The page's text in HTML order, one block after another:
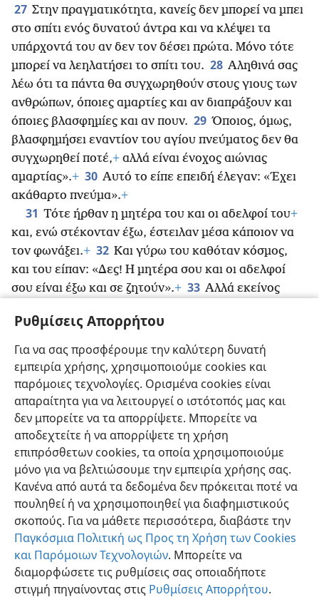
Ρυθμίσεις Απορρήτου
Για να σας προσφέρουμε την καλύτερη δυνατή
εμπειρία χρήσης, χρησιμοποιούμε cookies και
παρόμοιες τεχνολογίες. Ορισμένα cookies είναι
απαραίτητα για να λειτουργεί ο ιστότοπός μας και
δεν μπορείτε να τα απορρίψετε. Μπορείτε να
αποδεχτείτε ή να απορρίψετε τη χρήση
επιπρόσθετων cookies, τα οποία χρησιμοποιούμε
μόνο για να βελτιώσουμε την εμπειρία χρήσης σας.
Κανένα από αυτά τα δεδομένα δεν πρόκειται ποτέ να
πουληθεί ή να χρησιμοποιηθεί για διαφημιστικούς
σκοπούς. Για να μάθετε περισσότερα, διαβάστε την
Παγκόσμια Πολιτική ως Προς τη Χρήση των Cookies
και Παρόμοιων Τεχνολογιών. Μπορείτε να
διαμορφώσετε τις ρυθμίσεις σας οποιαδήποτε
στιγμή πηγαίνοντας στις Ρυθμίσεις Απορρήτου.
27 Στην πραγματικότητα, κανείς δεν μπορεί να μπει
στο σπίτι ενός δυνατού άντρα και να κλέψει τα
υπάρχοντά του αν δεν τον δέσει πρώτα. Μόνο τότε
μπορεί να λεηλατήσει το σπίτι του. 28 Αληθινά σας
λέω ότι τα πάντα θα συγχωρηθούν στους γιους των
ανθρώπων, όποιες αμαρτίες και αν διαπράξουν και
όποιες βλασφημίες και αν πουν. 29 Όποιος, όμως,
βλασφημήσει εναντίον του αγίου πνεύματος δεν θα
συγχωρηθεί ποτέ,+ αλλά είναι ένοχος αιώνιας
αμαρτίας».+ 30 Αυτό το είπε επειδή έλεγαν: «Έχει
ακάθαρτο πνεύμα».+
31 Τότε ήρθαν η μητέρα του και οι αδελφοί του+
και, ενώ στέκονταν έξω, έστειλαν μέσα κάποιον να
τον φωνάξει.+ 32 Και γύρω του καθόταν κόσμος,
και του είπαν: «Δες! Η μητέρα σου και οι αδελφοί
σου είναι έξω και σε ζητούν».+ 33 Αλλά εκείνος
αδελφοί μου;» 34 Τότε κοίταξε εκείνους που
κάθονταν γύρω του και είπε: «Να η μητέρα μου και
οι αδελφοί μου!+ 35 Όποιος κάνει το θέλημα του
Θεού, αυτός είναι αδελφός και αδελφή και μητέρα
μου».+
Ελληνική Κοινή Χρήση Προτιμήσεις
Copyright© 2026 Watch Tower Bible and Tract Society of Pennsylvania
Όροι Χρήσης Πολιτική Απορρήτου
Ρυθμίσεις Απορρήτου
JW.ORG
Σύνδεση